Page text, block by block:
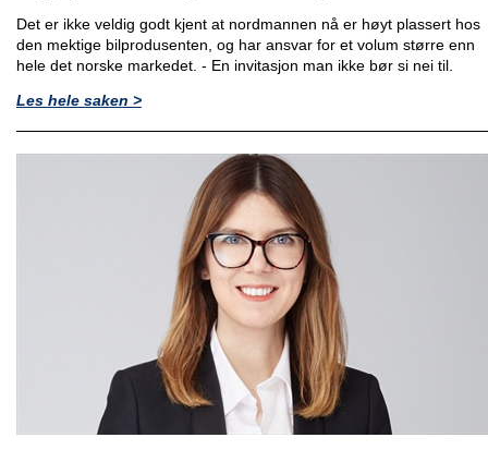
Det er ikke veldig godt kjent at nordmannen nå er høyt plassert hos
den mektige bilprodusenten, og har ansvar for et volum større enn
hele det norske markedet. - En invitasjon man ikke bør si nei til.
Les hele saken >